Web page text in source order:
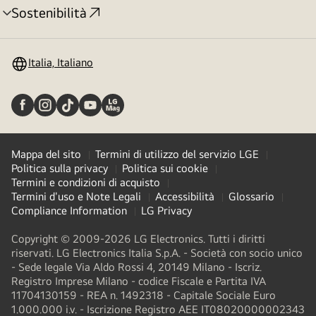
Sostenibilità
Attivazione
Italia, Italiano
Mappa del sito
Termini di utilizzo del servizio LGE
Politica sulla privacy
Politica sui cookie
Termini e condizioni di acquisto
Termini d'uso e Note Legali
Accessibilità
Glossario
Compliance Information
LG Privacy
Copyright © 2009-2026 LG Electronics. Tutti i diritti
riservati. LG Electronics Italia S.p.A. - Società con socio unico
- Sede legale Via Aldo Rossi 4, 20149 Milano - Iscriz.
Registro Imprese Milano - codice Fiscale e Partita IVA
11704130159 - REA n. 1492318 - Capitale Sociale Euro
1.000.000 i.v. - Iscrizione Registro AEE IT08020000002343​